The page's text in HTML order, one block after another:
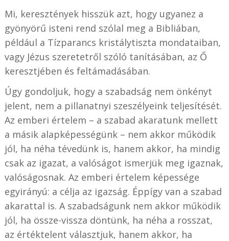
Mi, keresztények hisszük azt, hogy ugyanez a
gyönyörű isteni rend szólal meg a Bibliában,
például a Tízparancs kristálytiszta mondataiban,
vagy Jézus szeretetről szóló tanításában, az Ő
keresztjében és feltámadásában.
Úgy gondoljuk, hogy a szabadság nem önkényt
jelent, nem a pillanatnyi szeszélyeink teljesítését.
Az emberi értelem – a szabad akaratunk mellett
a másik alapképességünk – nem akkor működik
jól, ha néha tévedünk is, hanem akkor, ha mindig
csak az igazat, a valóságot ismerjük meg igaznak,
valóságosnak. Az emberi értelem képessége
egyirányú: a célja az igazság. Éppígy van a szabad
akarattal is. A szabadságunk nem akkor működik
jól, ha össze-vissza döntünk, ha néha a rosszat,
az értéktelent választjuk, hanem akkor, ha